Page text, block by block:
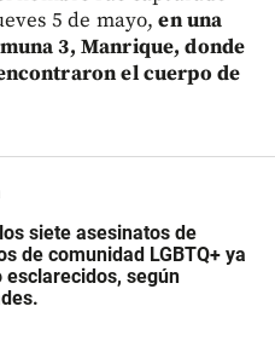
5 de mayo,en una
3, Manrique, donde
el cuerpo de
siete asesinatos de
de comunidad LGBTQ+ ya
esclarecidos, según